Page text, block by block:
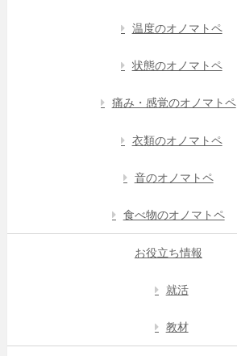
温度のオノマトペ
状態のオノマトペ
痛み・感覚のオノマトペ
衣類のオノマトペ
音のオノマトペ
食べ物のオノマトペ
お役立ち情報
就活
教材